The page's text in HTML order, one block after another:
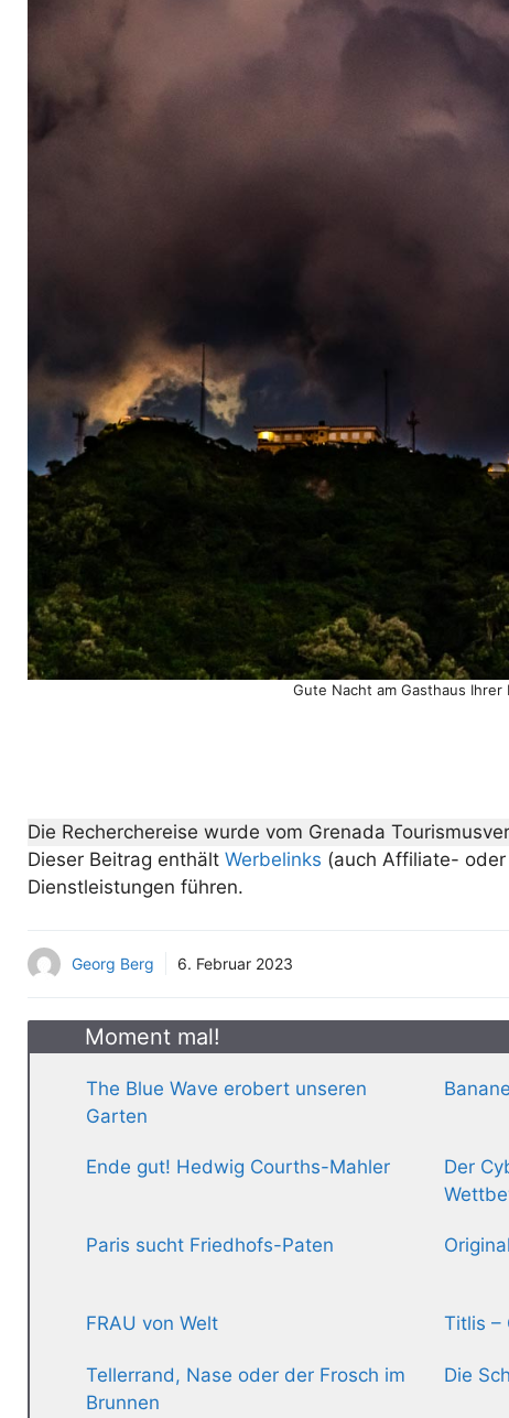
Gute Nacht am Gasthaus
Die Recherchereise wurde vom Grenada
Dieser Beitrag enthält Werbelinks (auch Affiliate-
Dienstleistungen führen.
Georg Berg 6. Februar 2023
Moment mal!
The Blue Wave erobert unseren
Garten
Ende gut! Hedwig Courths-Mahler
Der
Paris sucht Friedhofs-Paten
FRAU von Welt Titlis –
Tellerrand, Nase oder der Frosch im
Brunnen
Die